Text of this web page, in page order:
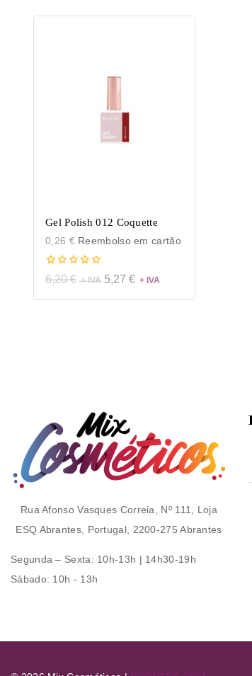
Gel Polish 012 Coquette
0,26 €Reembolso em cartão
0
de
6,20€ 5,27 €
Rua Afonso Vasques Correia, Nº 111, Loja
ESQ Abrantes, Portugal, 2200-275 Abrantes
Segunda – Sexta: 10h-13h | 14h30-19h
Sábado: 10h - 13h